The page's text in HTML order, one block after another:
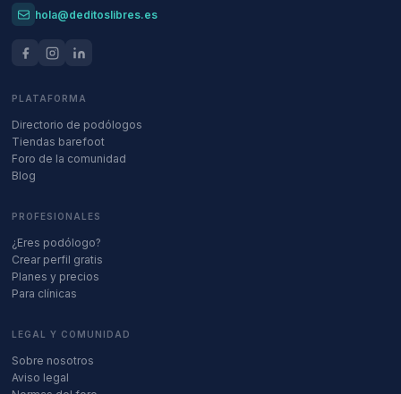
hola@deditoslibres.es
PLATAFORMA
Directorio de podólogos
Tiendas barefoot
Foro de la comunidad
Blog
PROFESIONALES
¿Eres podólogo?
Crear perfil gratis
Planes y precios
Para clínicas
LEGAL Y COMUNIDAD
Sobre nosotros
Aviso legal